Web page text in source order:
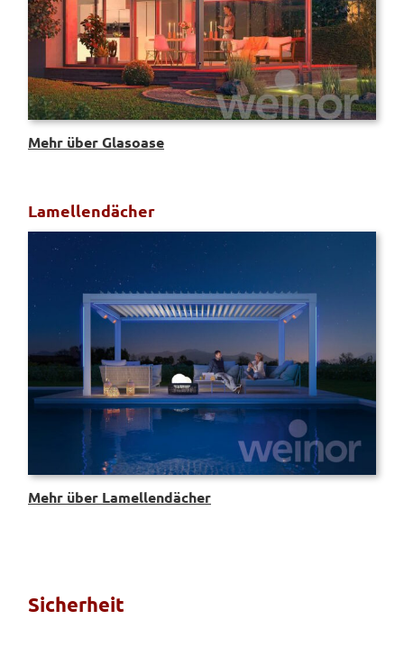
Mehr über Glasoase
Lamellendächer
Mehr über Lamellendächer
Sicherheit